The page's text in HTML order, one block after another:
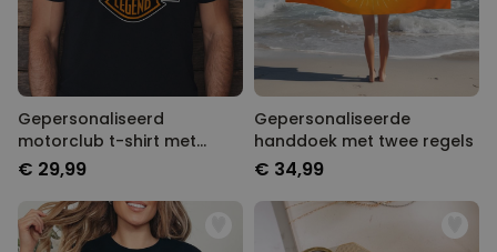
Gepersonaliseerd
motorclub t-shirt met
naam
€ 29,99
Gepersonaliseerde
handdoek met twee regels
€ 34,99